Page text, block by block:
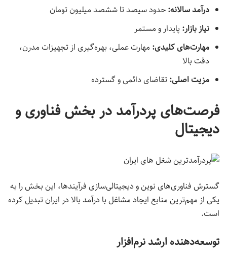
درآمد سالانه: حدود سیصد تا ششصد میلیون تومان
نیاز بازار: پایدار و مستمر
مهارت‌های کلیدی: مهارت عملی، بهره‌گیری از تجهیزات مدرن،
دقت بالا
مزیت اصلی: تقاضای دائمی و گسترده
فرصت‌های پردرآمد در بخش فناوری و
دیجیتال
گسترش فناوری‌های نوین و دیجیتالی‌سازی فرآیندها، این بخش را به
یکی از مهم‌ترین منابع ایجاد مشاغل با درآمد بالا در ایران تبدیل کرده
است.
توسعه‌دهنده ارشد نرم‌افزار